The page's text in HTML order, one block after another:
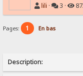
lili · 3 ·
Pages: 1 En bas
Description: